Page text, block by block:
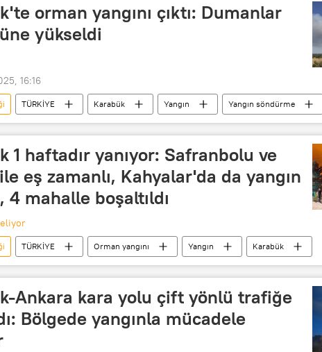
orman yangını çıktı: Dumanlar
yükseldi
16:16
TÜRKİYE Karabük Yangın
Yangın söndürme
yangın söndürme tüpü yangın alarmı Yangın felaketi
1 haftadır yanıyor: Safranbolu ve
eş zamanlı, Kahyalar'da da yangın
4 mahalle boşaltıldı
TÜRKİYE Orman yangını Yangın
Karabük
Ankara kara yolu çift yönlü trafiğe
Bölgede yangınla mücadele